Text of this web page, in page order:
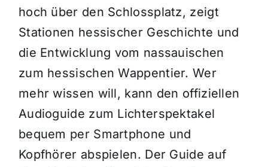
hoch über den Schlossplatz, zeigt
Stationen hessischer Geschichte und
die Entwicklung vom nassauischen
zum hessischen Wappentier. Wer
mehr wissen will, kann den offiziellen
Audioguide zum Lichterspektakel
bequem per Smartphone und
Kopfhörer abspielen. Der Guide auf